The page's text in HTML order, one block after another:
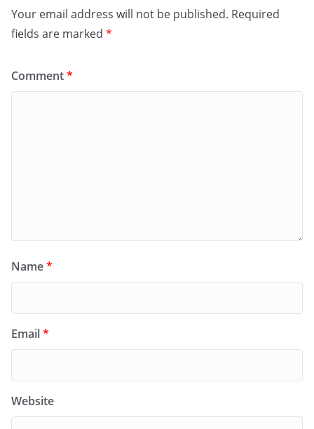
Your email address will not be published. Required
fields are marked *
Comment*
Name*
Email*
Website